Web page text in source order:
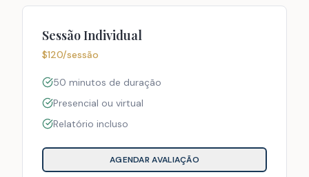
Sessão Individual
$120/sessão
50 minutos de duração
Presencial ou virtual
Relatório incluso
AGENDAR AVALIAÇÃO